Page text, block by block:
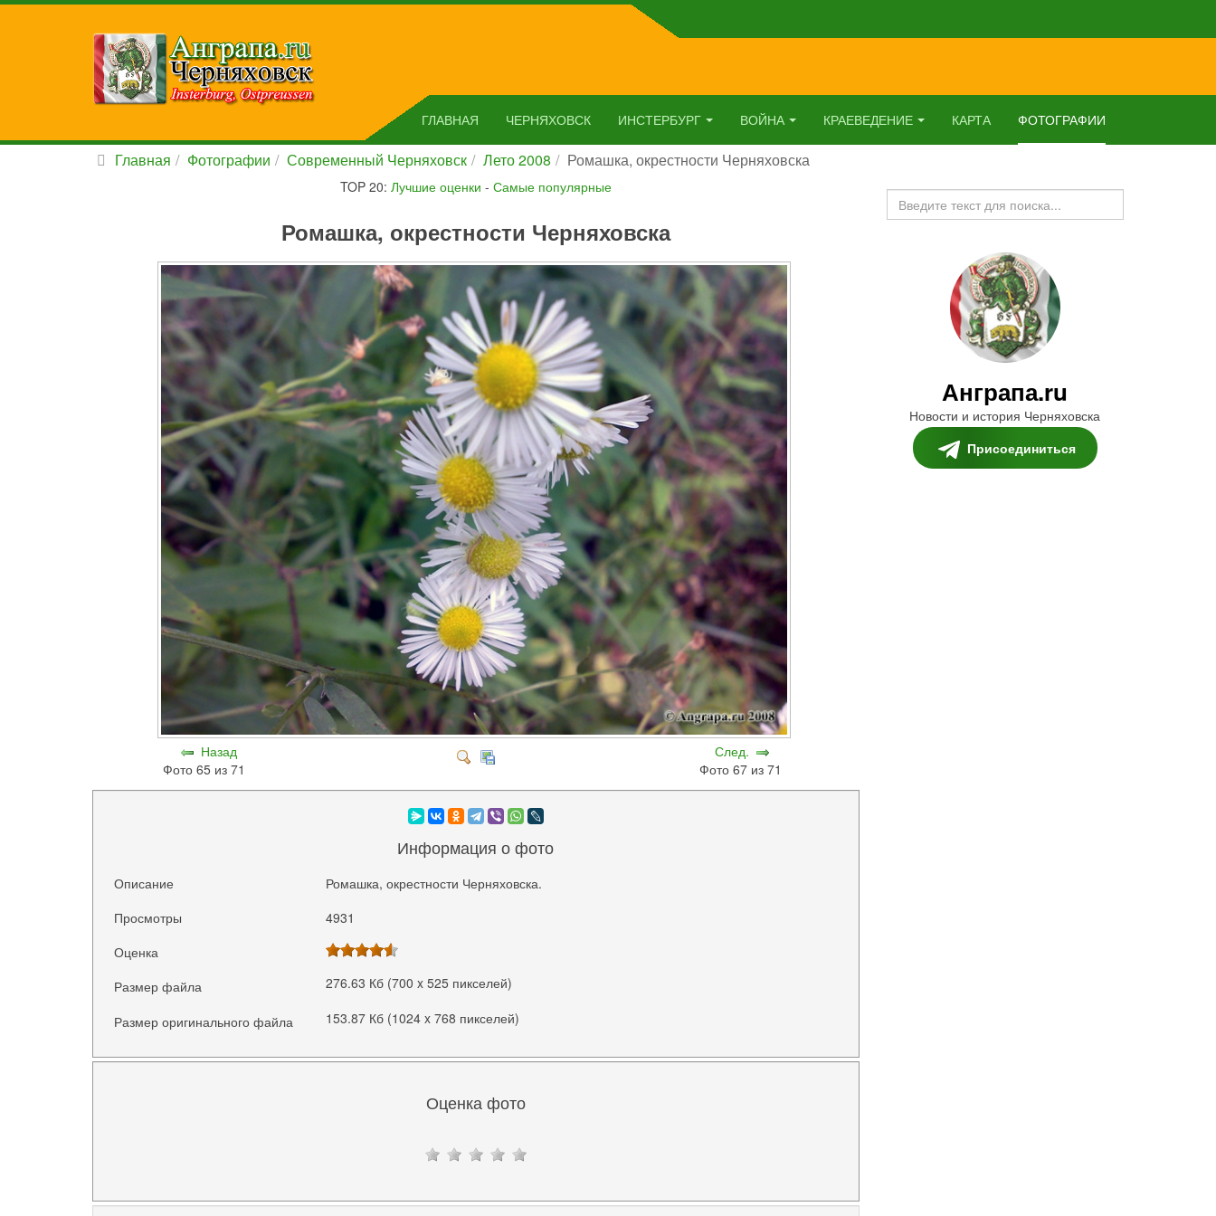
ГЛАВНАЯ ЧЕРНЯХОВСК ИНСТЕРБУРГ ВОЙНА КРАЕВЕДЕНИЕ КАРТА ФОТОГРАФИИ
Главная Фотографии Современный Черняховск Лето 2008 Ромашка, окрестности Черняховска
TOP 20: Лучшие оценки - Самые популярные
Ромашка, окрестности Черняховска
Назад
Фото 65 из 71
След.
Фото 67 из 71
Информация о фото
Описание
Ромашка, окрестности Черняховска.
Просмотры
4931
Оценка
Размер файла
276.63 Кб (700 x 525 пикселей)
Размер оригинального файла 153.87 Кб (1024 x 768 пикселей)
Оценка фото
Искать...
Анграпа.ru
Новости и история Черняховска
Присоединиться